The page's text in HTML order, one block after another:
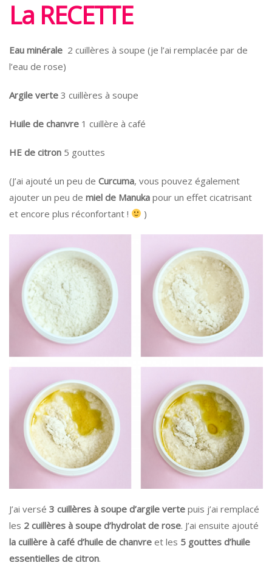
La RECETTE
Eau minérale 2 cuillères à soupe (je l’ai remplacée par de
l’eau de rose)
Argile verte 3 cuillères à soupe
Huile de chanvre 1 cuillère à café
HE de citron 5 gouttes
(J’ai ajouté un peu de Curcuma, vous pouvez également
ajouter un peu de miel de Manuka pour un effet cicatrisant
et encore plus réconfortant !
)
J’ai versé 3 cuillères à soupe d’argile verte puis j’ai remplacé
les 2 cuillères à soupe d’hydrolat de rose. J’ai ensuite ajouté
la cuillère à café d’huile de chanvre et les 5 gouttes d’huile
essentielles de citron.